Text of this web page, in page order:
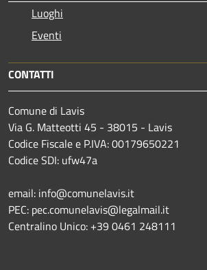
Luoghi
Eventi
CONTATTI
Comune di Lavis
Via G. Matteotti 45 - 38015 - Lavis
Codice Fiscale e P.IVA: 00179650221
Codice SDI: ufw47a
email: info@comunelavis.it
PEC: pec.comunelavis@legalmail.it
Centralino Unico: +39 0461 248111